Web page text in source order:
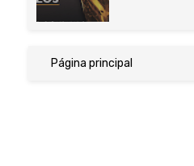
Página principal